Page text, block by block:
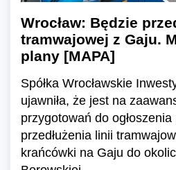
Wrocław: Będzie
tramwajowej z Gaju.
plany [MAPA]
Spółka Wrocławskie
ujawniła, że jest na
przygotowań do
przedłużenia linii
krańcówki na Gaju do